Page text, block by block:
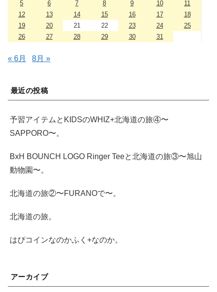
5
6 7 8 9 10
11
12
13 14 15 16 17
18
19
20 21 22 23 24
25
26
27 28 29 30 31
« 6月 8月 »
最近の投稿
予習アイテムとKIDSのWHIZ+北海道の旅④〜
SAPPORO〜。
BxH BOUNCH LOGO Ringer Teeと北海道の旅③〜旭山
動物園〜。
北海道の旅②〜FURANOで〜。
北海道の旅。
はぴコインなのかふく+なのか。
アーカイブ